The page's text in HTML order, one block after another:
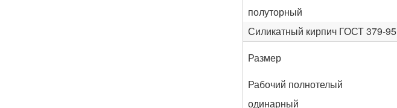
полуторный
Силикатный кирпич ГОСТ 379-95
Размер
Рабочий полнотелый
одинарный